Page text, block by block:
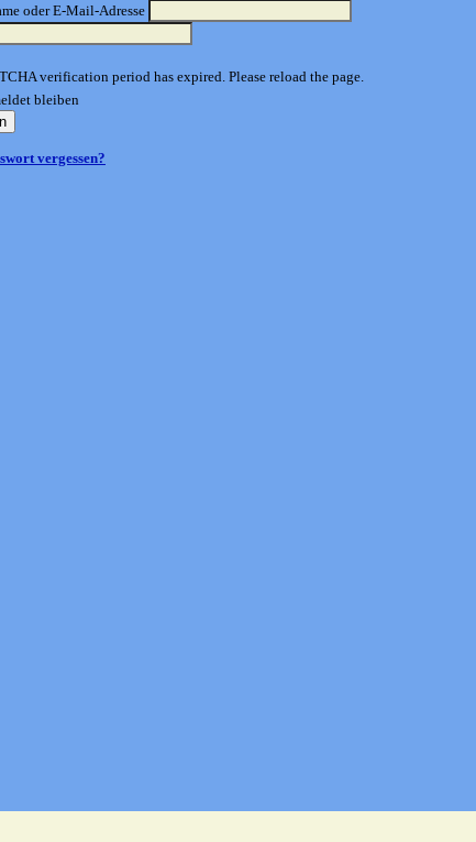
oder E-Mail-Adresse
verification period has expired. Please reload the page.
bleiben
vergessen?